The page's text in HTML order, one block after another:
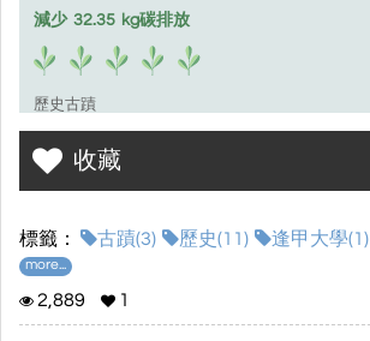
減少 32.35 kg碳排放
歷史古蹟
收藏
標籤： 古蹟(3) 歷史(11) 逢甲大學(1)
more...
2,889 1